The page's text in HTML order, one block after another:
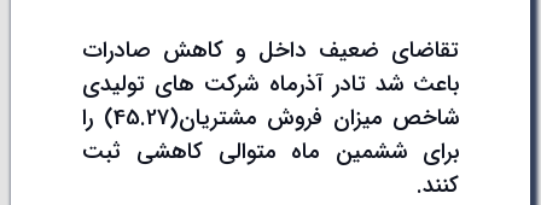
تقاضای ضعیف داخل و کاهش صادرات
باعث شد تادر آذرماه شرکت های تولیدی
شاخص میزان فروش مشتریان(45.27) را
برای ششمین ماه متوالی کاهشی ثبت
کنند.